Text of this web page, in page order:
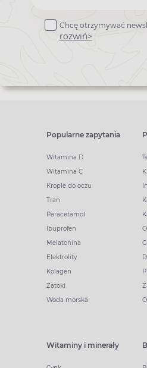
newslettera
Chcę otrzymywać
rozwiń>
Popularne zapytania
Witamina D
Witamina C
Krople do oczu
Tran
Paracetamol
Ibuprofen
Melatonina
Elektrolity
Kolagen
Zatoki
Woda morska
Witaminy i minerały